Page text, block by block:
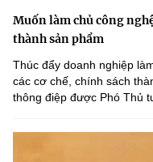
Muốn làm chủ công
thành sản phẩm
Thúc đẩy doanh nghiệp
các cơ chế, chính sách
thông điệp được Phó Thủ